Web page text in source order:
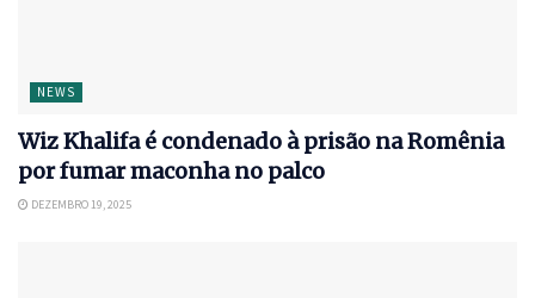
NEWS
Wiz Khalifa é condenado à prisão na Romênia
por fumar maconha no palco
DEZEMBRO 19, 2025